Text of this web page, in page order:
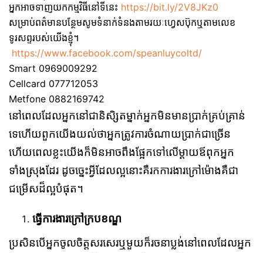
អ្នកអាចទាញយកកម្មវិធីនៅទីនេះ https://bit.ly/2V8JKz0
សម្រាប់ពត៌មានបន្ថែមសូមទំនាក់ទំនងតាមរយៈហ្វេសប៊ុកឬតាមលេខ
ទូរសព្ទរបស់យើងខ្ញុំ។
https://www.facebook.com/speanluycoltd/
Smart 0969009292
Cellcard 077712053
Metfone 0882169742
នៅពេលដែលអ្នកនៅជានិសិ្សតម្នាក់អ្នកមិនមានប្រាក់គ្រប់គ្រាន់
ទេហើយពួកយើងយល់ថាអ្នកត្រូវការចំណាយប្រាក់ជាច្រើន
ហើយពេលខ្លះយើងក៏មិនអាចពឹងផ្អែកទៅលើម្ដាយឪពុកអ្នក
ទាំងស្រុងដែរ ដូចច្នេះអ្វីដែលល្អនោះគឺរកការងារក្រៅម៉ោងគឺជា
ជម្រើសដ៏ល្អបំផុត។
ធ្វើការងារក្រៅក្របខណ្ឌ
ប្រសិនបើអ្នកចូលចិត្តសរសេរឬមួយក៏រចនាប្លង់នៅពេលដែលអ្នក